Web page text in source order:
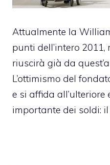
Attualmente la
punti dell’intero
riuscirà già da
L’ottimismo del
e si affida all’ulteriore
importante dei soldi: